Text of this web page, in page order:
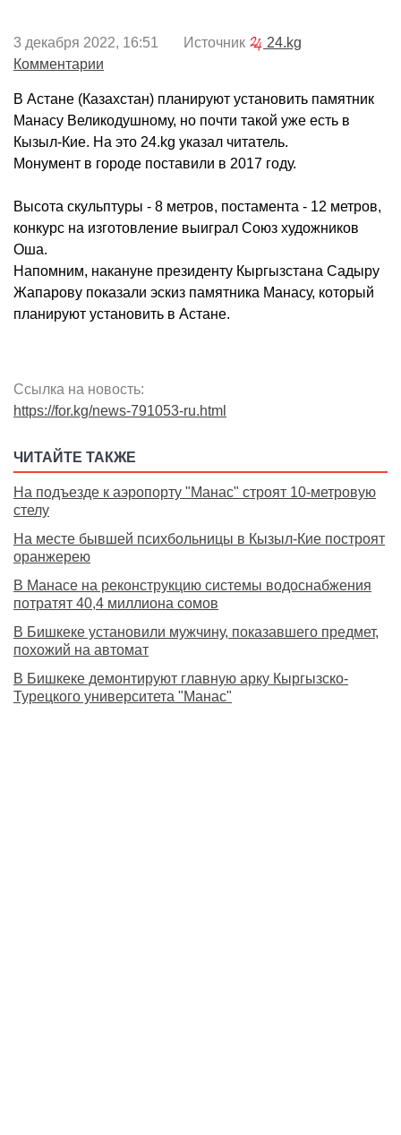
3 декабря 2022, 16:51 Источник
24.kg
Комментарии
В Астане (Казахстан) планируют установить памятник
Манасу Великодушному, но почти такой уже есть в
Кызыл-Кие. На это 24.kg указал читатель.
Монумент в городе поставили в 2017 году.
Высота скульптуры - 8 метров, постамента - 12 метров,
конкурс на изготовление выиграл Союз художников
Оша.
Напомним, накануне президенту Кыргызстана Садыру
Жапарову показали эскиз памятника Манасу, который
планируют установить в Астане.
Ссылка на новость:
https://for.kg/news-791053-ru.html
ЧИТАЙТЕ ТАКЖЕ
На подъезде к аэропорту "Манас" строят 10-метровую
стелу
На месте бывшей психбольницы в Кызыл-Кие построят
оранжерею
В Манасе на реконструкцию системы водоснабжения
потратят 40,4 миллиона сомов
В Бишкеке установили мужчину, показавшего предмет,
похожий на автомат
В Бишкеке демонтируют главную арку Кыргызско-
Турецкого университета "Манас"